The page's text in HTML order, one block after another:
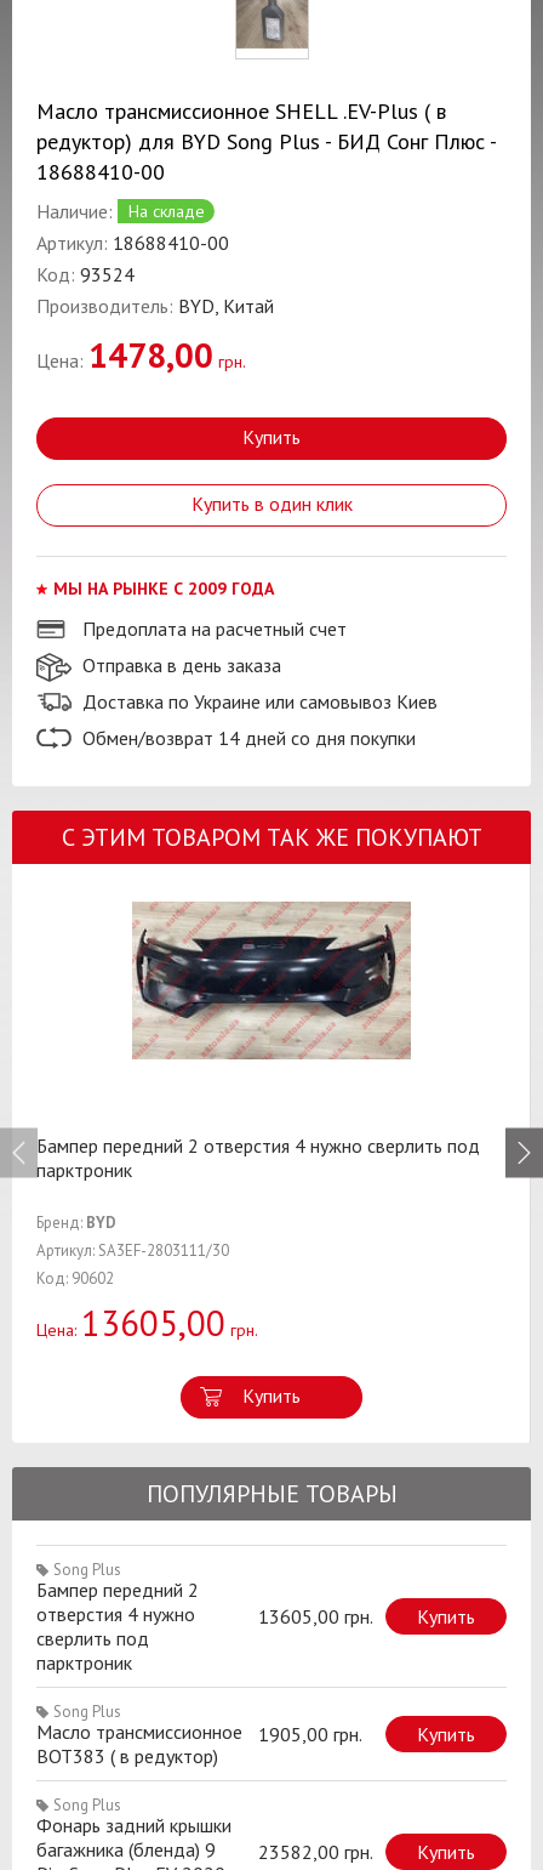
Масло трансмиссионное SHELL .EV-Plus ( в
редуктор) для BYD Song Plus - БИД Сонг Плюс -
18688410-00
Наличие: На складе
Артикул: 18688410-00
Код: 93524
Производитель: BYD, Китай
Цена: 1478,00 грн.
Купить
Купить в один клик
МЫ НА РЫНКЕ С 2009 ГОДА
Предоплата на расчетный счет
Отправка в день заказа
Доставка по Украине или самовывоз Киев
Обмен/возврат 14 дней со дня покупки
С ЭТИМ ТОВАРОМ ТАК ЖЕ ПОКУПАЮТ
Бампер передний 2 отверстия 4 нужно сверлить под
парктроник
Бренд: BYD
Артикул: SA3EF-2803111/30
Код: 90602
Цена: 13605,00 грн.
Купить
ПОПУЛЯРНЫЕ ТОВАРЫ
Song Plus
Бампер передний 2
отверстия 4 нужно
сверлить под
парктроник
13605,00 грн. Купить
Song Plus
Масло трансмиссионное
BOT383 ( в редуктор)
1905,00 грн. Купить
Song Plus
Фонарь задний крышки
багажника (бленда) 9
23582,00 грн. Купить